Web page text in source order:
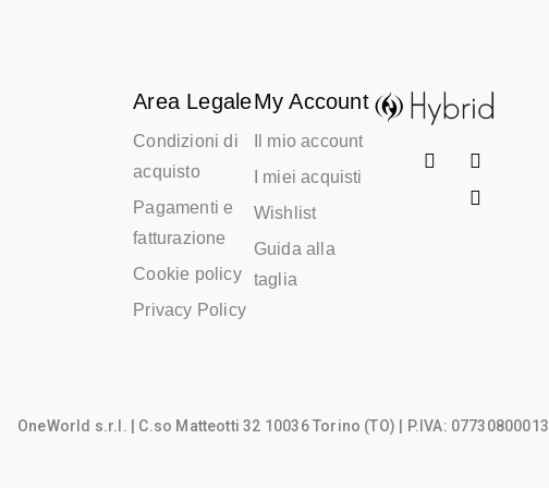
Area Legale
Condizioni di
acquisto
Pagamenti e
fatturazione
Cookie policy
Privacy Policy
My Account
Il mio account
I miei acquisti
Wishlist
Guida alla
taglia
OneWorld s.r.l.
| C.so Matteotti 32 10036 Torino (TO) | P.IVA: 07730800013